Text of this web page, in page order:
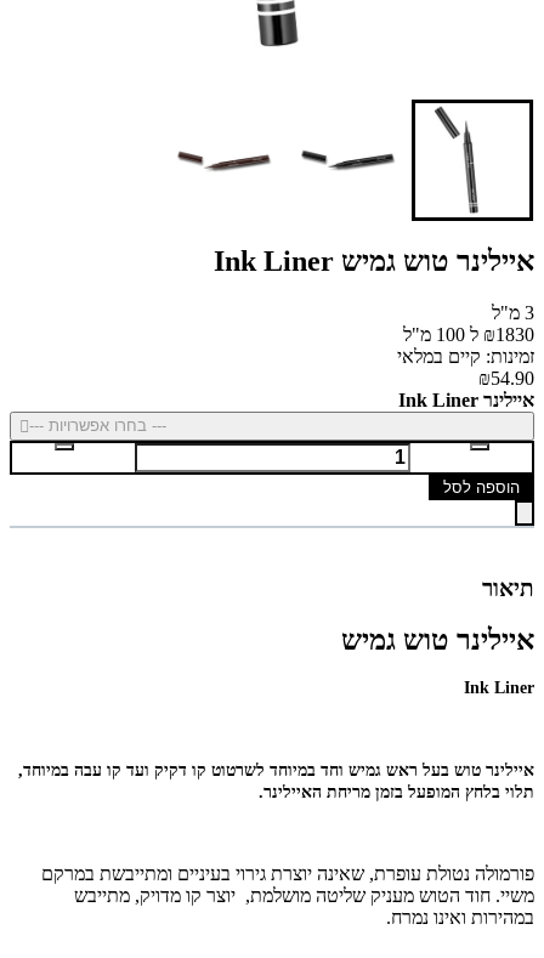
איילינר טוש גמיש Ink Liner
3 מ"ל
₪1830 ל 100 מ"ל
זמינות: קיים במלאי
₪54.90
איילינר Ink Liner
--- בחרו אפשרויות ---
הוספה לסל
תיאור
איילינר טוש גמיש
Ink Liner
איילינר טוש בעל ראש גמיש וחד במיוחד לשרטוט קו דקיק ועד קו עבה במיוחד,
תלוי בלחץ המופעל בזמן מריחת האיילינר.
פורמולה נטולת עופרת, שאינה יוצרת גירוי בעיניים ומתייבשת במרקם
משיי. חוד הטוש מעניק שליטה מושלמת, יוצר קו מדויק, מתייבש
במהירות ואינו נמרח.